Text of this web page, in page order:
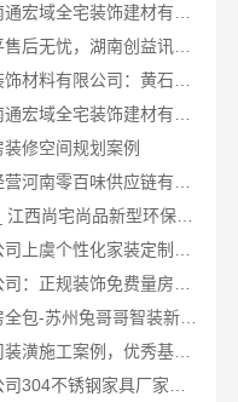
修空间规划案例
江西全屋定制简欧公司 _ 江西尚宅尚品新型环保材料有限公司_整合供应链优势
工业园区工程施工二手房全包-苏州兔哥哥智装新材料有限公司省心
浙江乐享新材料有限公司装潢施工案例，优秀基础工程